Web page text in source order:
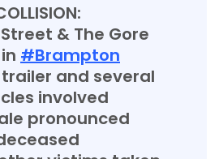
& The Gore
#Brampton
and several
involved
pronounced